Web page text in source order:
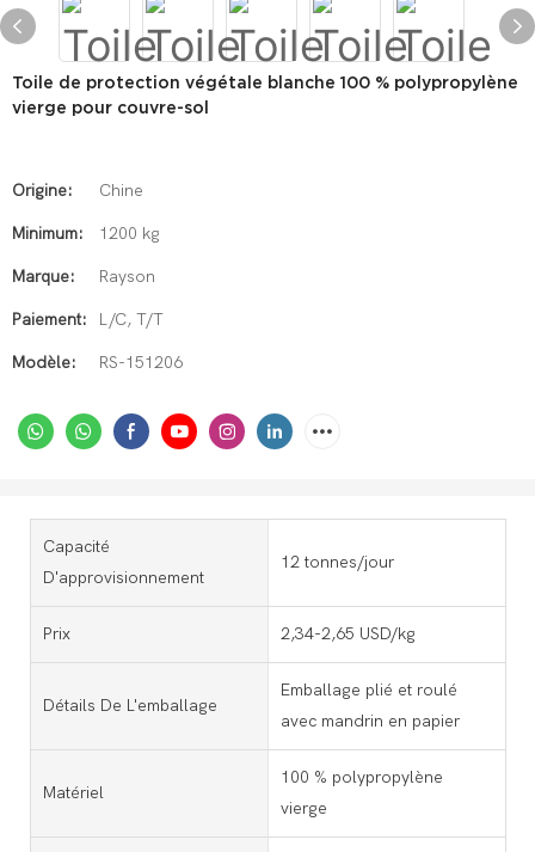
Toile de protection végétale blanche 100 % polypropylène
vierge pour couvre-sol
Origine: Chine
Minimum: 1200 kg
Marque: Rayson
Paiement: L/C, T/T
Modèle: RS-151206
Capacité
D'approvisionnement
12 tonnes/jour
Prix 2,34-2,65 USD/kg
Détails De L'emballage
Emballage plié et roulé
avec mandrin en papier
Matériel
100 % polypropylène
vierge